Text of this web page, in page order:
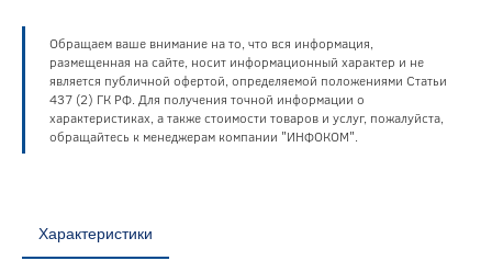
Обращаем ваше внимание на то, что вся информация,
размещенная на сайте, носит информационный характер и не
является публичной офертой, определяемой положениями Статьи
437 (2) ГК РФ. Для получения точной информации о
характеристиках, а также стоимости товаров и услуг, пожалуйста,
обращайтесь к менеджерам компании "ИНФОКОМ".
Характеристики